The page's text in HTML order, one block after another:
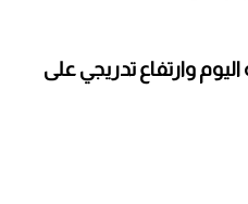
اليوم وارتفاع تدريجي على